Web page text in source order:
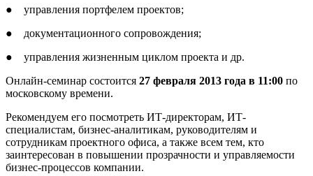
● управления портфелем проектов;
● документационного сопровождения;
● управления жизненным циклом проекта и др.
Онлайн-семинар состоится 27 февраля 2013 года в 11:00 по
московскому времени.
Рекомендуем его посмотреть ИТ-директорам, ИТ-
специалистам, бизнес-аналитикам, руководителям и
сотрудникам проектного офиса, а также всем тем, кто
заинтересован в повышении прозрачности и управляемости
бизнес-процессов компании.